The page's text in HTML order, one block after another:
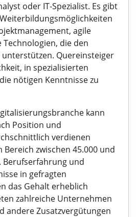
oder IT-Spezialist. Es gibt
agile
die den
Quereinsteiger
in spezialisierten
nötigen Kenntnisse zu
kann
Position und
verdienen
Bereich zwischen 45.000 und
Berufserfahrung und
in gefragten
das Gehalt erheblich
zahlreiche Unternehmen
andere Zusatzvergütungen